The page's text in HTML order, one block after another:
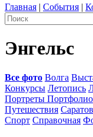
Главная | События |
Энгельс
Все фото Волга
Конкурсы Летопись
Портреты Портфолио
Путешествия Саратов
Спорт Справочная